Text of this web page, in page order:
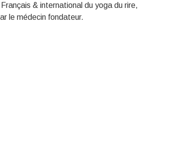
& international du yoga du rire,
le médecin fondateur.